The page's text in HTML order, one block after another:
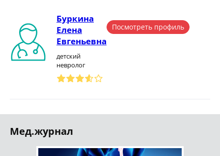
Буркина
Елена
Евгеньевна
детский
невролог
Посмотреть профиль
Мед.журнал